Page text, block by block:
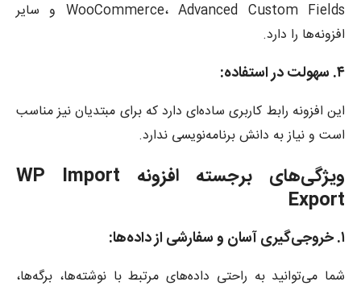
WooCommerce، Advanced Custom Fields و سایر
افزونه‌ها را دارد.
۴. سهولت در استفاده:
این افزونه رابط کاربری ساده‌ای دارد که برای مبتدیان نیز مناسب
است و نیاز به دانش برنامه‌نویسی ندارد.
ویژگی‌های برجسته افزونه WP Import
Export
۱. خروجی‌گیری آسان و سفارشی از داده‌ها:
شما می‌توانید به راحتی داده‌های مرتبط با نوشته‌ها، برگه‌ها،